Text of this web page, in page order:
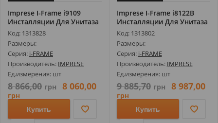
Imprese I-Frame i9109
Инсталляции Для Унитаза
3В1 (И...
Код: 1313828
Размеры:
Серия: i-FRAME
Производитель: IMPRESE
Ед.измерения: шт
8 866,00 грн 8 060,00
грн
Купить
Imprese I-Frame i8122B
Инсталляции Для Унитаза
3В1 (...
Код: 1313802
Размеры:
Серия: i-FRAME
Производитель: IMPRESE
Ед.измерения: шт
9 885,70 грн 8 987,00
грн
Купить